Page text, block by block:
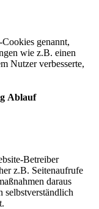
genannt,
wie z.B. einen
Nutzer verbesserte,
Ablauf
Betreiber
z.B. Seitenaufrufe
daraus
selbstverständlich